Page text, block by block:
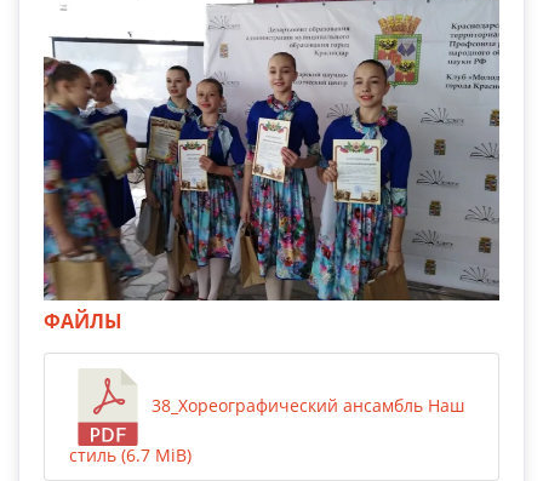
ФАЙЛЫ
38_Хореографический ансамбль Наш
стиль (6.7 MiB)